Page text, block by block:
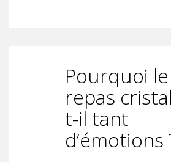
Pourquoi le
repas
t-il tant
d’émotions